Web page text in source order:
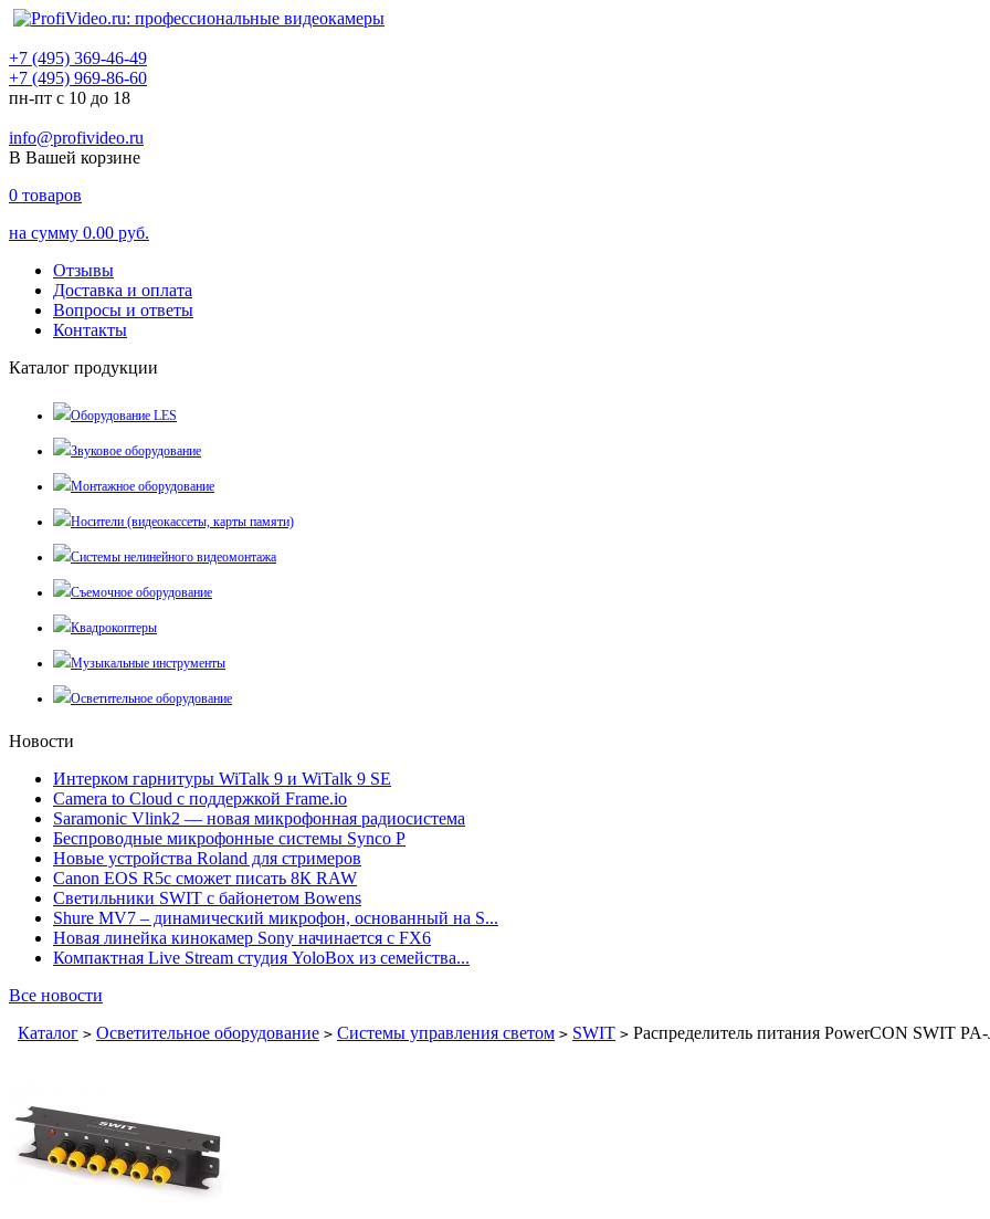
+7 (495) 369-46-49
+7 (495) 969-86-60
пн-пт с 10 до 18
info@profivideo.ru
В Вашей корзине
0 товаров
на сумму 0.00 руб.
Отзывы
Доставка и оплата
Вопросы и ответы
Контакты
Каталог продукции
Оборудование LES
Звуковое оборудование
Монтажное оборудование
Носители (видеокассеты, карты памяти)
Системы нелинейного видеомонтажа
Съемочное оборудование
Квадрокоптеры
Музыкальные инструменты
Осветительное оборудование
Новости
Интерком гарнитуры WiTalk 9 и WiTalk 9 SE
Camera to Cloud с поддержкой Frame.io
Saramonic Vlink2 — новая микрофонная радиосистема
Беспроводные микрофонные системы Synco P
Новые устройства Roland для стримеров
Canon EOS R5c сможет писать 8К RAW
Светильники SWIT с байонетом Bowens
Shure MV7 – динамический микрофон, основанный на S...
Новая линейка кинокамер Sony начинается с FX6
Компактная Live Stream студия YoloBox из семейства...
Все новости
Каталог > Осветительное оборудование > Системы управления светом > SWIT > Распределитель питания PowerCON SWIT PA-